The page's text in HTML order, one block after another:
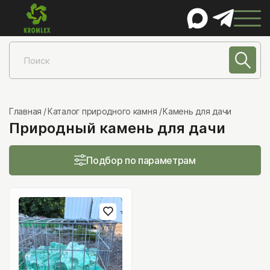
КАТАЛОГ
Натуральный камень
Песчаник
Лемезит
Златолит
Гранит
Мрамор
Известняк
Порфирит
Главная Каталог природного камня Камень для дачи
Природный камень для дачи
Подбор по параметрам